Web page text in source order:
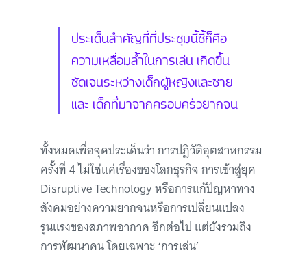
ประเด็นสำคัญที่ที่ประชุมนี้ชี้ก็คือ
ความเหลื่อมล้ำในการเล่น เกิดขึ้น
ชัดเจนระหว่างเด็กผู้หญิงและชาย
และ เด็กที่มาจากครอบครัวยากจน
ทั้งหมดเพื่อจุดประเด็นว่า การปฏิวัติอุตสาหกรรม
ครั้งที่ 4 ไม่ใช่แค่เรื่องของโลกธุรกิจ การเข้าสู่ยุค
Disruptive Technology หรือการแก้ปัญหาทาง
สังคมอย่างความยากจนหรือการเปลี่ยนแปลง
รุนแรงของสภาพอากาศ อีกต่อไป แต่ยังรวมถึง
การพัฒนาคน โดยเฉพาะ ‘การเล่น’